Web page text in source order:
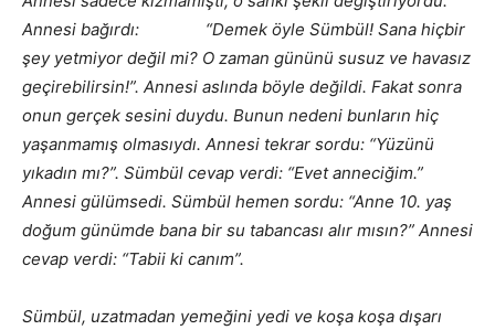
Annesi bağırdı: “Demek öyle Sümbül! Sana hiçbir
şey yetmiyor değil mi? O zaman gününü susuz ve havasız
geçirebilirsin!”. Annesi aslında böyle değildi. Fakat sonra
onun gerçek sesini duydu. Bunun nedeni bunların hiç
yaşanmamış olmasıydı. Annesi tekrar sordu: “Yüzünü
yıkadın mı?”. Sümbül cevap verdi: “Evet anneciğim.”
Annesi gülümsedi. Sümbül hemen sordu: “Anne 10. yaş
doğum günümde bana bir su tabancası alır mısın?” Annesi
cevap verdi: “Tabii ki canım”.
Sümbül, uzatmadan yemeğini yedi ve koşa koşa dışarı